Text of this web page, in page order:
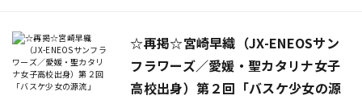
☆再掲☆宮崎早織（JX-ENEOSサン
フラワーズ／愛媛・聖カタリナ女子
高校出身）第２回「バスケ少女の源